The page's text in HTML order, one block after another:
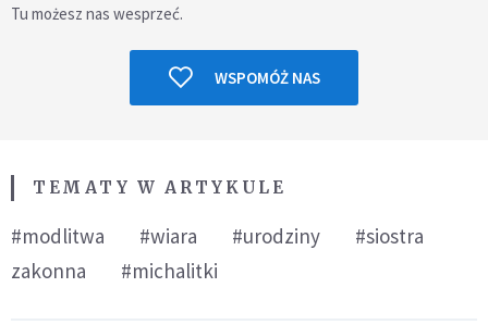
Tu możesz nas wesprzeć.
WSPOMÓŻ NAS
TEMATY W ARTYKULE
#modlitwa #wiara #urodziny
#siostra
zakonna
#michalitki